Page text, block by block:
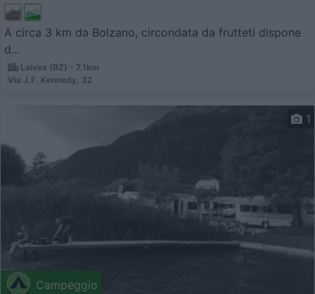
A circa 3 km da Bolzano, circondata da frutteti dispone
d...
Laives (BZ) - 7.1km
Via J.F. Kennedy, 32
Campeggio
1